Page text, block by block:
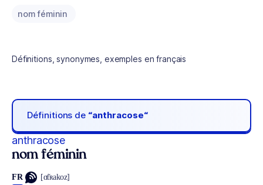
nom féminin
Définitions, synonymes, exemples en français
Définitions de “anthracose“
anthracose
nom féminin
FR [ɑ̃tʀakoz]